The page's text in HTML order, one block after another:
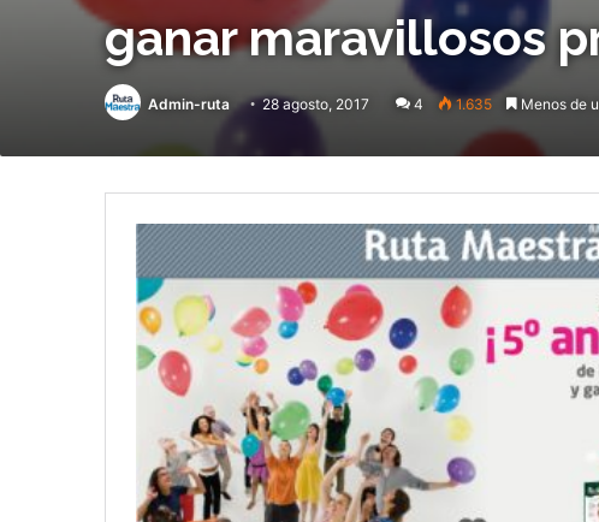
ganar maravillosos
Admin-ruta 28 agosto, 2017 4 1.635 Menos de